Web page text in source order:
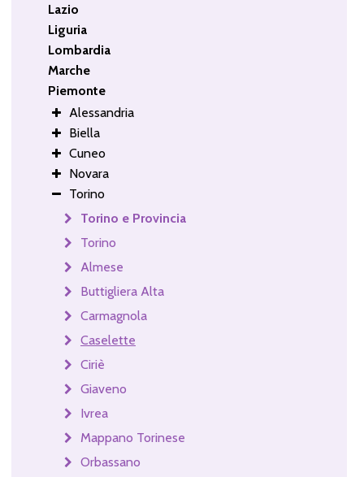
Lazio
Liguria
Lombardia
Marche
Piemonte
Alessandria
Biella
Cuneo
Novara
Torino
Torino e Provincia
Torino
Almese
Buttigliera Alta
Carmagnola
Caselette
Ciriè
Giaveno
Ivrea
Mappano Torinese
Orbassano